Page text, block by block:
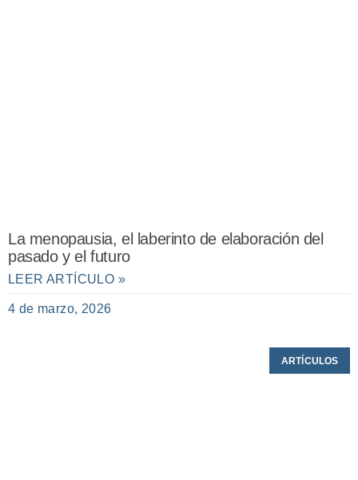
La menopausia, el laberinto de elaboración del
pasado y el futuro
LEER ARTÍCULO »
4 de marzo, 2026
ARTÍCULOS